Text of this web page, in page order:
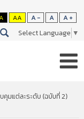
AA A - A A +
Select Language ▼
มแต่ละระดับ (ฉบับที่ 2)